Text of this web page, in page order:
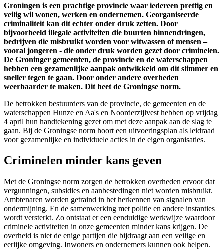
Groningen is een prachtige provincie waar iedereen prettig en
veilig wil wonen, werken en ondernemen. Georganiseerde
criminaliteit kan dit echter onder druk zetten. Door
bijvoorbeeld illegale activiteiten die buurten binnendringen,
bedrijven die misbruikt worden voor witwassen of mensen –
vooral jongeren - die onder druk worden gezet door criminelen.
De Groninger gemeenten, de provincie en de waterschappen
hebben een gezamenlijke aanpak ontwikkeld om dit slimmer en
sneller tegen te gaan. Door onder andere overheden
weerbaarder te maken. Dit heet de Groningse norm.
De betrokken bestuurders van de provincie, de gemeenten en de
waterschappen Hunze en Aa's en Noorderzijlvest hebben op vrijdag
4 april hun handtekening gezet om met deze aanpak aan de slag te
gaan. Bij de Groningse norm hoort een uitvoeringsplan als leidraad
voor gezamenlijke en individuele acties in de eigen organisaties.
Criminelen minder kans geven
Met de Groningse norm zorgen de betrokken overheden ervoor dat
vergunningen, subsidies en aanbestedingen niet worden misbruikt.
Ambtenaren worden getraind in het herkennen van signalen van
ondermijning. En de samenwerking met politie en andere instanties
wordt versterkt. Zo ontstaat er een eenduidige werkwijze waardoor
criminele activiteiten in onze gemeenten minder kans krijgen. De
overheid is niet de enige partijen die bijdraagt aan een veilige en
eerlijke omgeving. Inwoners en ondernemers kunnen ook helpen.